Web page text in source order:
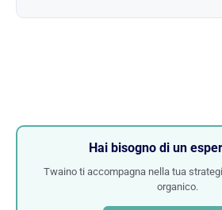
Hai bisogno di un
Twaino ti accompagna nella tua
organico.